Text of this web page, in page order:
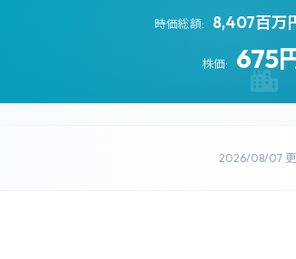
時価総額: 8,407百万
株価: 675
2026/08/07